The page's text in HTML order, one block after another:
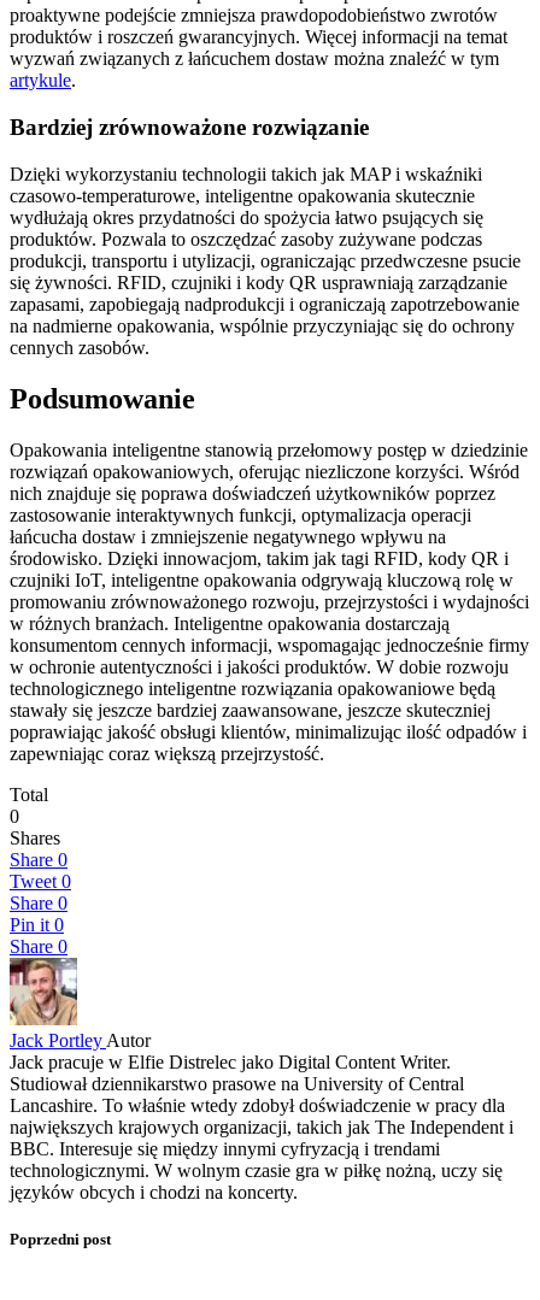
proaktywne podejście zmniejsza prawdopodobieństwo zwrotów
produktów i roszczeń gwarancyjnych. Więcej informacji na temat
wyzwań związanych z łańcuchem dostaw można znaleźć w tym
artykule.
Bardziej zrównoważone rozwiązanie
Dzięki wykorzystaniu technologii takich jak MAP i wskaźniki
czasowo-temperaturowe, inteligentne opakowania skutecznie
wydłużają okres przydatności do spożycia łatwo psujących się
produktów. Pozwala to oszczędzać zasoby zużywane podczas
produkcji, transportu i utylizacji, ograniczając przedwczesne psucie
się żywności. RFID, czujniki i kody QR usprawniają zarządzanie
zapasami, zapobiegają nadprodukcji i ograniczają zapotrzebowanie
na nadmierne opakowania, wspólnie przyczyniając się do ochrony
cennych zasobów.
Podsumowanie
Opakowania inteligentne stanowią przełomowy postęp w dziedzinie
rozwiązań opakowaniowych, oferując niezliczone korzyści. Wśród
nich znajduje się poprawa doświadczeń użytkowników poprzez
zastosowanie interaktywnych funkcji, optymalizacja operacji
łańcucha dostaw i zmniejszenie negatywnego wpływu na
środowisko. Dzięki innowacjom, takim jak tagi RFID, kody QR i
czujniki IoT, inteligentne opakowania odgrywają kluczową rolę w
promowaniu zrównoważonego rozwoju, przejrzystości i wydajności
w różnych branżach. Inteligentne opakowania dostarczają
konsumentom cennych informacji, wspomagając jednocześnie firmy
w ochronie autentyczności i jakości produktów. W dobie rozwoju
technologicznego inteligentne rozwiązania opakowaniowe będą
stawały się jeszcze bardziej zaawansowane, jeszcze skuteczniej
poprawiając jakość obsługi klientów, minimalizując ilość odpadów i
zapewniając coraz większą przejrzystość.
Total
0
Shares
Share 0
Tweet 0
Share 0
Pin it 0
Share 0
Jack Portley Autor
Jack pracuje w Elfie Distrelec jako Digital Content Writer.
Studiował dziennikarstwo prasowe na University of Central
Lancashire. To właśnie wtedy zdobył doświadczenie w pracy dla
największych krajowych organizacji, takich jak The Independent i
BBC. Interesuje się między innymi cyfryzacją i trendami
technologicznymi. W wolnym czasie gra w piłkę nożną, uczy się
języków obcych i chodzi na koncerty.
Poprzedni post